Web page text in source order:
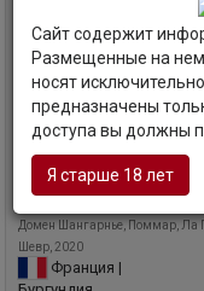
ВиноDomaine Changarnier,
Pommard, La Plantes aux
Домен Шангарнье, Поммар, Ла
Шевр, 2020
Франция |
Сайт содержит
Размещенные на нем
носят
предназначены
доступа вы должны
Я старше 18 лет